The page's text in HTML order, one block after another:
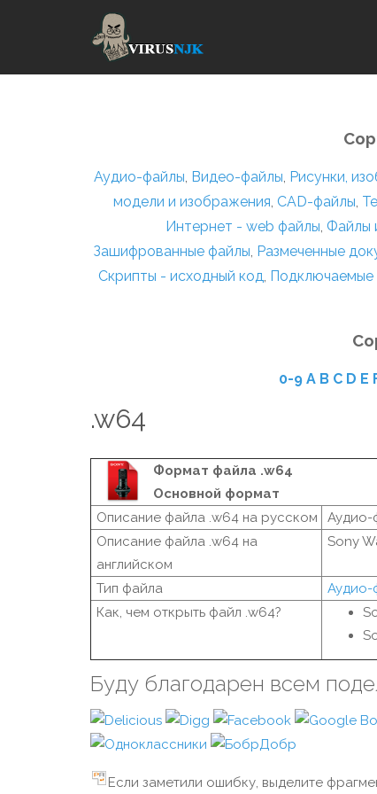
Аудио-файлы, Видео-файлы, Рисунки,
модели и изображения, CAD-файлы,
Интернет - web файлы, Файлы
Зашифрованные файлы, Размеченные
Скрипты - исходный код, Подключаемые
0-9 A B C D E
.w64
Формат файла .w64
Основной формат
Описание файла .w64 на русском
Аудио-
Описание файла .w64 на
английском
Sony
Тип файла
Аудио-
Как, чем открыть файл .w64?
Буду благодарен всем
Если заметили ошибку, выделите